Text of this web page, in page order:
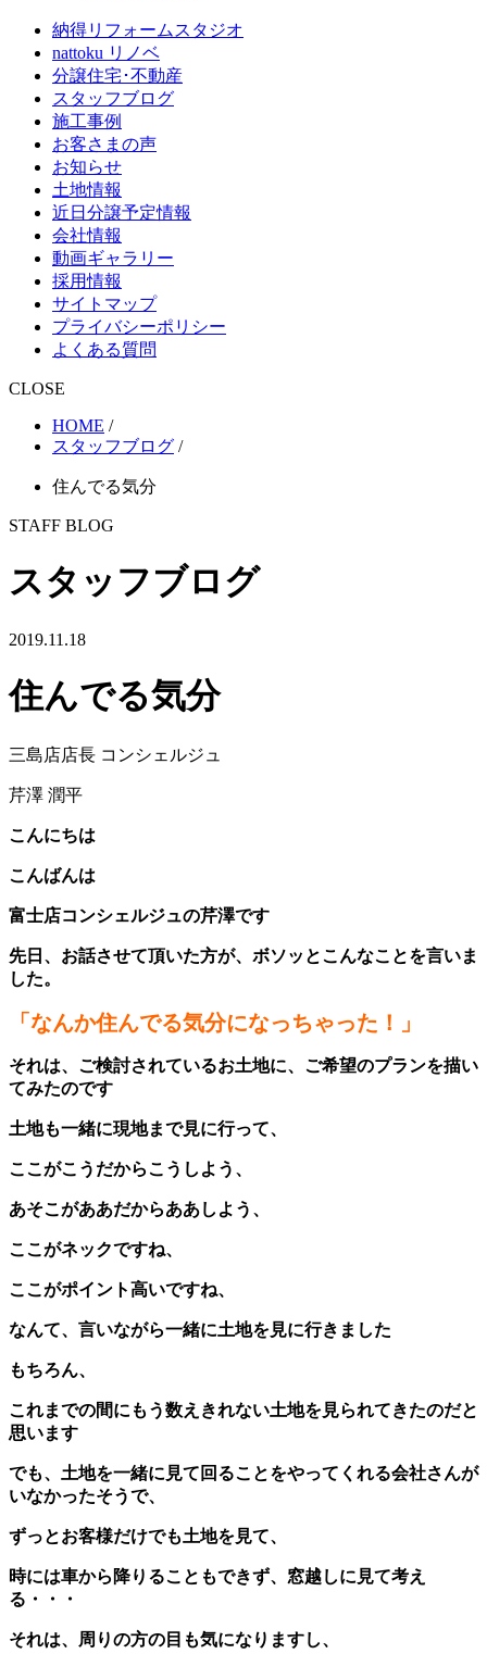
納得リフォームスタジオ
nattoku リノベ
分譲住宅･不動産
スタッフブログ
施工事例
お客さまの声
お知らせ
土地情報
近日分譲予定情報
会社情報
動画ギャラリー
採用情報
サイトマップ
プライバシーポリシー
よくある質問
CLOSE
HOME /
スタッフブログ /
住んでる気分
STAFF BLOG
スタッフブログ
2019.11.18
住んでる気分
三島店店長 コンシェルジュ
芹澤 潤平
こんにちは
こんばんは
富士店コンシェルジュの芹澤です
先日、お話させて頂いた方が、ボソッとこんなことを言いま
した。
「なんか住んでる気分になっちゃった！」
それは、ご検討されているお土地に、ご希望のプランを描い
てみたのです
土地も一緒に現地まで見に行って、
ここがこうだからこうしよう、
あそこがああだからああしよう、
ここがネックですね、
ここがポイント高いですね、
なんて、言いながら一緒に土地を見に行きました
もちろん、
これまでの間にもう数えきれない土地を見られてきたのだと
思います
でも、土地を一緒に見て回ることをやってくれる会社さんが
いなかったそうで、
ずっとお客様だけでも土地を見て、
時には車から降りることもできず、窓越しに見て考え
る・・・
それは、周りの方の目も気になりますし、